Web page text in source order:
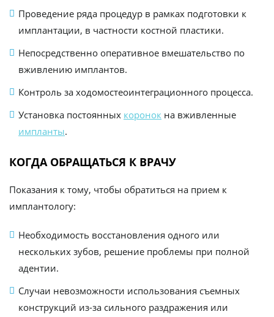
Проведение ряда процедур в рамках подготовки к
имплантации, в частности костной пластики.
Непосредственно оперативное вмешательство по
вживлению имплантов.
Контроль за ходомостеоинтеграционного процесса.
Установка постоянных коронок на вживленные
импланты.
КОГДА ОБРАЩАТЬСЯ К ВРАЧУ
Показания к тому, чтобы обратиться на прием к
имплантологу:
Необходимость восстановления одного или
нескольких зубов, решение проблемы при полной
адентии.
Случаи невозможности использования съемных
конструкций из-за сильного раздражения или